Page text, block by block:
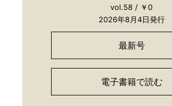
vol.58 / ￥0
2026年8月4日発行
最新号
電子書籍で読む